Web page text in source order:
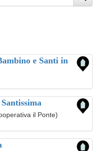
e Santi in
il Ponte)